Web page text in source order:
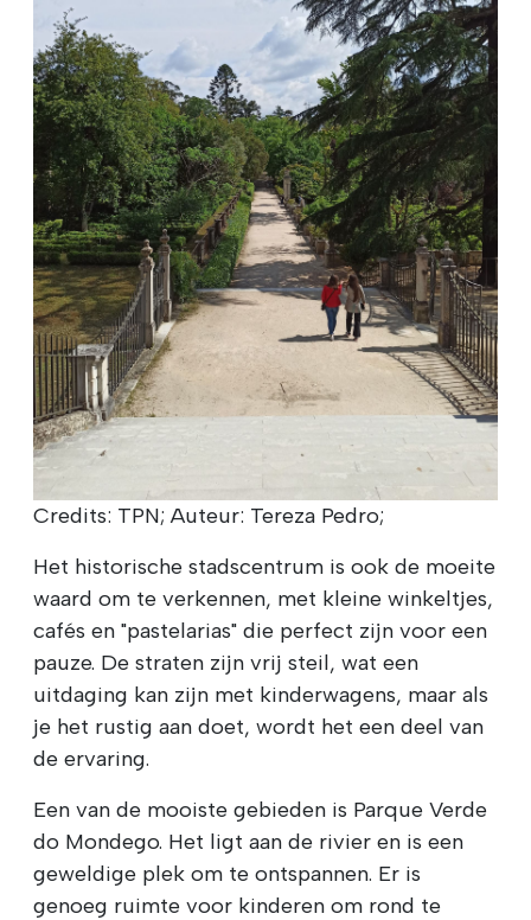
Credits: TPN; Auteur: Tereza Pedro;
Het historische stadscentrum is ook de moeite
waard om te verkennen, met kleine winkeltjes,
cafés en "pastelarias" die perfect zijn voor een
pauze. De straten zijn vrij steil, wat een
uitdaging kan zijn met kinderwagens, maar als
je het rustig aan doet, wordt het een deel van
de ervaring.
Een van de mooiste gebieden is Parque Verde
do Mondego. Het ligt aan de rivier en is een
geweldige plek om te ontspannen. Er is
genoeg ruimte voor kinderen om rond te